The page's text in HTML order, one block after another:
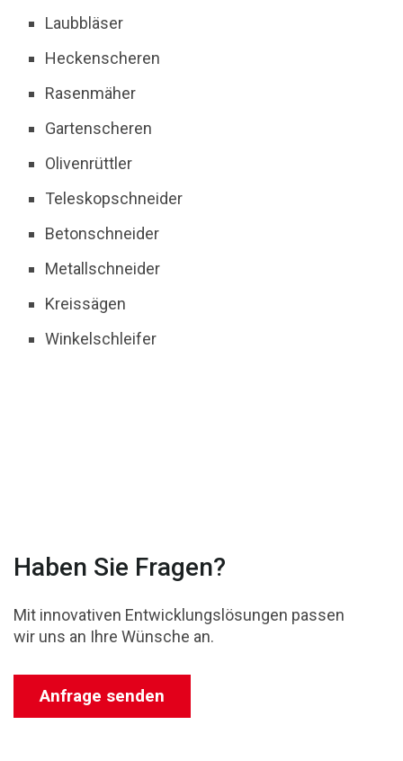
Laubbläser
Heckenscheren
Rasenmäher
Gartenscheren
Olivenrüttler
Teleskopschneider
Betonschneider
Metallschneider
Kreissägen
Winkelschleifer
Haben Sie Fragen?
Mit innovativen Entwicklungslösungen passen
wir uns an Ihre Wünsche an.
Anfrage senden